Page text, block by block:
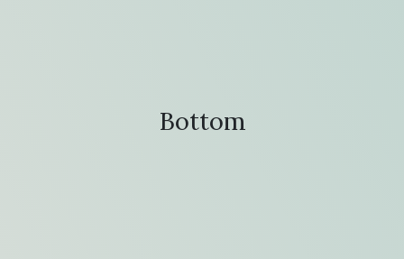
Bottom